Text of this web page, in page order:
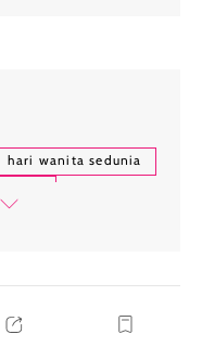
hari wanita sedunia